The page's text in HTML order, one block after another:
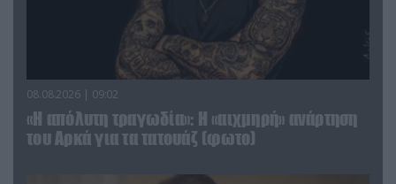
08.08.2026 | 09:02
«Η απόλυτη τραγωδία»: Η «αιχμηρή» ανάρτηση
του Αρκά για τα τατουάζ (φωτο)